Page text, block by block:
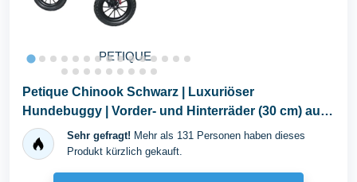
PETIQUE
Petique Chinook Schwarz | Luxuriöser
Hundebuggy | Vorder- und Hinterräder (30 cm) aus
Eva für...Sehr gefragt! Mehr als 131 Personen haben dieses
Produkt kürzlich gekauft.